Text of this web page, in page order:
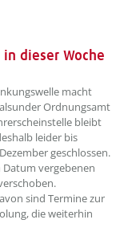
dieser Woche
titel ???
macht
Ordnungsamt
bleibt
leider bis
geschlossen.
Datum vergebenen
sind Termine zur
die weiterhin